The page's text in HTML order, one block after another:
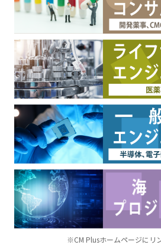
※CM Plusホームページにリ